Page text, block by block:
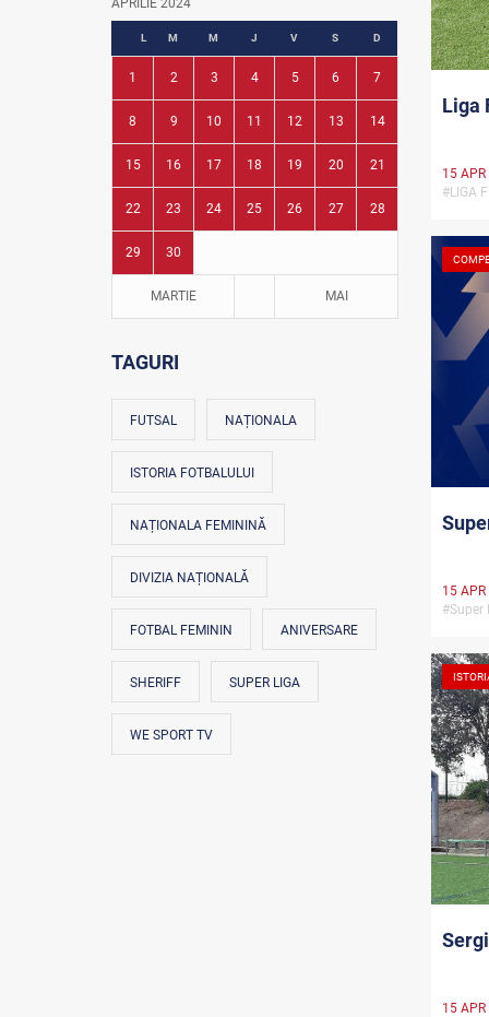
Fotbal în grădinițe
APRILIE 2024
L M M J V S D
1 2 3 4 5 6 7
8 9 10 11 12 13 14
15 16 17 18 19 20 21
22 23 24 25 26 27 28
29 30
MARTIE MAI
TAGURI
FUTSAL NAȚIONALA
ISTORIA FOTBALULUI
NAȚIONALA FEMININĂ
DIVIZIA NAȚIONALĂ
FOTBAL FEMININ ANIVERSARE
SHERIFF SUPER LIGA
WE SPORT TV
Liga
15
#LIGA
15
15